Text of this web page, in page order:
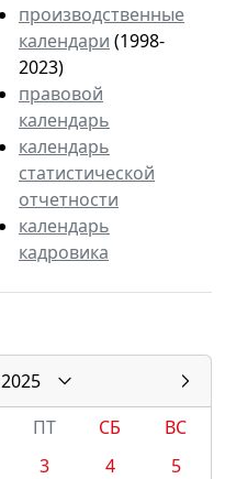
производственные
календари (1998-
2023)
правовой
календарь
календарь
статистической
отчетности
календарь
кадровика
2025
ПТ СБ
ВС
3 4
5